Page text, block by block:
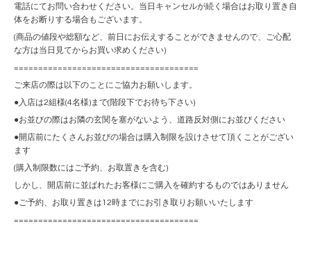
電話にてお問い合わせください。当日キャンセルが続く場合はお取り置き自
体をお断りする場合もございます。
(商品の値段や総額など、前日にお伝えすることができませんので、ご心配
な方は当日見てからお買い求めください)
======================================
ご来店の際は以下のことにご協力お願いします。
●入店は2組様(4名様)まで(階段下でお待ち下さい)
●お並びの際はお隣の玄関を塞がないよう、道路反対側にお並びください
●開店前にたくさんお並びの場合は購入制限を設けさせて頂くことがござい
ます
(購入制限数にはご予約、お取置きを含む)
しかし、開店前に並ばれたお客様にご購入を確約するものではありません
●ご予約、お取り置きは12時までにお引き取りお願いいたします
======================================